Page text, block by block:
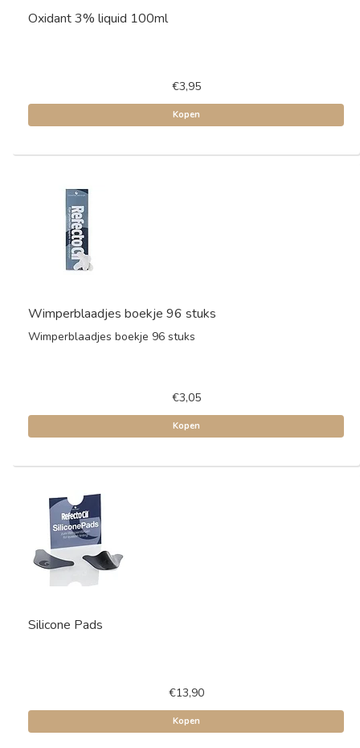
Oxidant 3% liquid 100ml
€3,95
Kopen
Wimperblaadjes boekje 96 stuks
Wimperblaadjes boekje 96 stuks
€3,05
Kopen
Silicone Pads
€13,90
Kopen